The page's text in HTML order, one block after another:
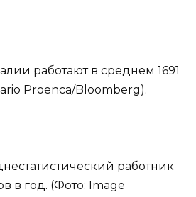
работают в среднем 1691
Proenca/Bloomberg).
работник
в год. (Фото: Image